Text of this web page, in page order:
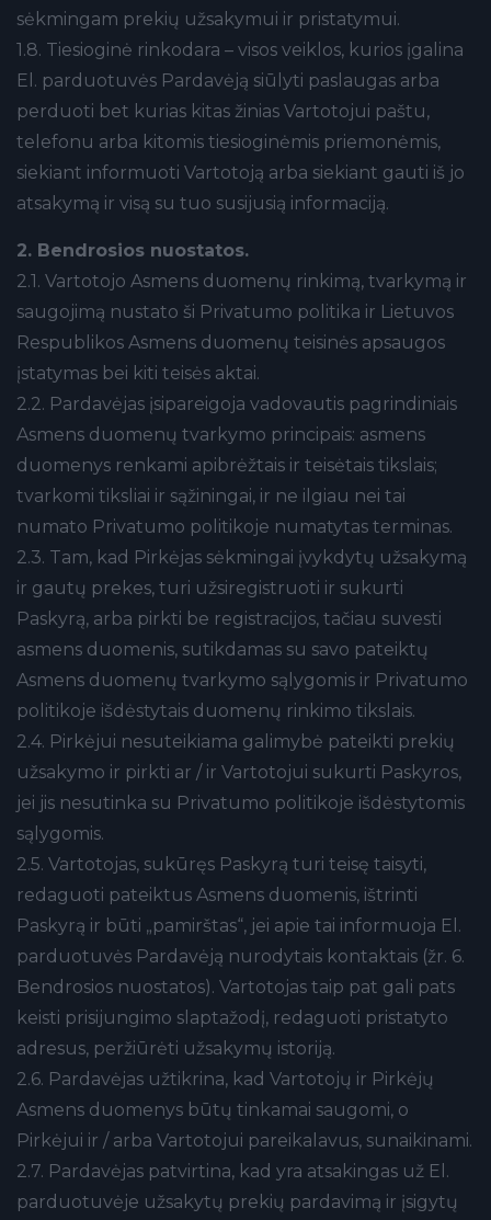
sėkmingam prekių užsakymui ir pristatymui.
1.8. Tiesioginė rinkodara – visos veiklos, kurios įgalina
El. parduotuvės Pardavėją siūlyti paslaugas arba
perduoti bet kurias kitas žinias Vartotojui paštu,
telefonu arba kitomis tiesioginėmis priemonėmis,
siekiant informuoti Vartotoją arba siekiant gauti iš jo
atsakymą ir visą su tuo susijusią informaciją.
2. Bendrosios nuostatos.
2.1. Vartotojo Asmens duomenų rinkimą, tvarkymą ir
saugojimą nustato ši Privatumo politika ir Lietuvos
Respublikos Asmens duomenų teisinės apsaugos
įstatymas bei kiti teisės aktai.
2.2. Pardavėjas įsipareigoja vadovautis pagrindiniais
Asmens duomenų tvarkymo principais: asmens
duomenys renkami apibrėžtais ir teisėtais tikslais;
tvarkomi tiksliai ir sąžiningai, ir ne ilgiau nei tai
numato Privatumo politikoje numatytas terminas.
2.3. Tam, kad Pirkėjas sėkmingai įvykdytų užsakymą
ir gautų prekes, turi užsiregistruoti ir sukurti
Paskyrą, arba pirkti be registracijos, tačiau suvesti
asmens duomenis, sutikdamas su savo pateiktų
Asmens duomenų tvarkymo sąlygomis ir Privatumo
politikoje išdėstytais duomenų rinkimo tikslais.
2.4. Pirkėjui nesuteikiama galimybė pateikti prekių
užsakymo ir pirkti ar / ir Vartotojui sukurti Paskyros,
jei jis nesutinka su Privatumo politikoje išdėstytomis
sąlygomis.
2.5. Vartotojas, sukūręs Paskyrą turi teisę taisyti,
redaguoti pateiktus Asmens duomenis, ištrinti
Paskyrą ir būti „pamirštas“, jei apie tai informuoja El.
parduotuvės Pardavėją nurodytais kontaktais (žr. 6.
Bendrosios nuostatos). Vartotojas taip pat gali pats
keisti prisijungimo slaptažodį, redaguoti pristatyto
adresus, peržiūrėti užsakymų istoriją.
2.6. Pardavėjas užtikrina, kad Vartotojų ir Pirkėjų
Asmens duomenys būtų tinkamai saugomi, o
Pirkėjui ir / arba Vartotojui pareikalavus, sunaikinami.
2.7. Pardavėjas patvirtina, kad yra atsakingas už El.
parduotuvėje užsakytų prekių pardavimą ir įsigytų